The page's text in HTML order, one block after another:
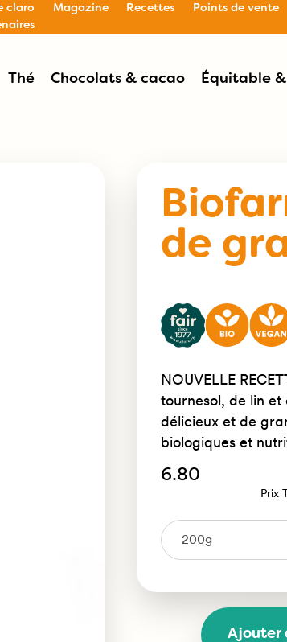
claro Magazine Recettes Points de vente
Thé Chocolats & cacao Équitable
de
NOUVELLE
tournesol, de lin
délicieux et de
biologiques et
6.80
Prix
Ajouter